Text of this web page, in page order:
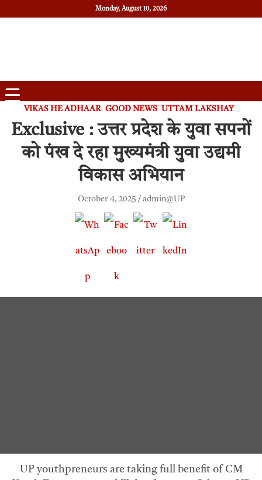
Monday, August 10, 2026
VIKAS HE ADHAAR GOOD NEWS UTTAM LAKSHAY
Exclusive : उत्तर प्रदेश के युवा सपनों
को पंख दे रहा मुख्यमंत्री युवा उद्यमी
विकास अभियान
October 4, 2025 admin@UP
UP youthpreneurs are taking full benefit of CM